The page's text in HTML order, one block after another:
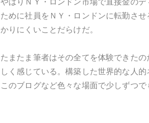
やはりＮＹ・ロンドン市場で直接金の
ために社員をＮＹ・ロンドンに転勤さ
かりにくいことだらけだ。
たまたま筆者はその全てを体験できた
しく感じている。構築した世界的な人
このブログなど色々な場面で少しずつ